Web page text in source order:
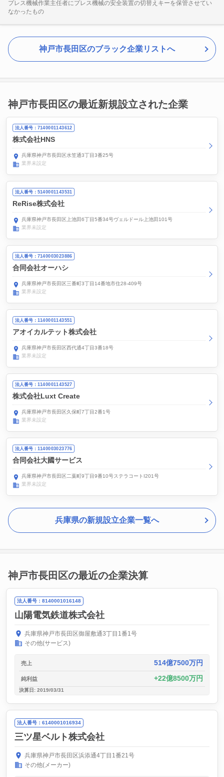
プレス機械作業主任者にプレス機械の安全装置の切替えキーを保管させてい
なかったもの
神戸市長田区のブラック企業リストへ
神戸市長田区の最近新規設立された企業
法人番号：7140001143612
株式会社HNS
兵庫県神戸市長田区水笠通3丁目3番25号
業界未設定
法人番号：5140001143531
ReRise株式会社
兵庫県神戸市長田区上池田6丁目5番34号ヴェルドール上池田101号
業界未設定
法人番号：7140003023886
合同会社オーハシ
兵庫県神戸市長田区三番町3丁目14番地市住28-409号
業界未設定
法人番号：1140001143551
アオイカルテット株式会社
兵庫県神戸市長田区西代通4丁目3番18号
業界未設定
法人番号：1140001143527
株式会社Luxt Create
兵庫県神戸市長田区久保町7丁目2番1号
業界未設定
法人番号：1140003023776
合同会社大國サービス
兵庫県神戸市長田区二葉町9丁目9番10号ステラコートI201号
業界未設定
兵庫県の新規設立企業一覧へ
神戸市長田区の最近の企業決算
法人番号：8140001016148
山陽電気鉄道株式会社
兵庫県神戸市長田区御屋敷通3丁目1番1号
その他(サービス)
売上 514億7500万円
純利益 22億8500万円
決算日: 2019/03/31
法人番号：6140001016934
三ツ星ベルト株式会社
兵庫県神戸市長田区浜添通4丁目1番21号
その他(メーカー)